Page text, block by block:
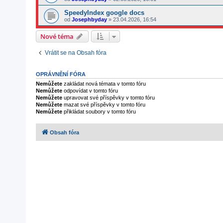
SpeedyIndex google docs
od Josephbyday » 23.04.2026, 16:54
Nové téma
Vrátit se na Obsah fóra
OPRÁVNĚNÍ FÓRA
Nemůžete zakládat nová témata v tomto fóru
Nemůžete odpovídat v tomto fóru
Nemůžete upravovat své příspěvky v tomto fóru
Nemůžete mazat své příspěvky v tomto fóru
Nemůžete přikládat soubory v tomto fóru
Obsah fóra